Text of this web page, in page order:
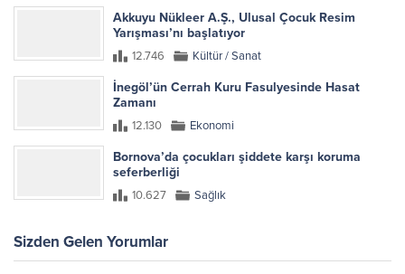
Akkuyu Nükleer A.Ş., Ulusal Çocuk Resim
Yarışması’nı başlatıyor
12.746 Kültür / Sanat
İnegöl’ün Cerrah Kuru Fasulyesinde Hasat
Zamanı
12.130 Ekonomi
Bornova’da çocukları şiddete karşı koruma
seferberliği
10.627 Sağlık
Sizden Gelen Yorumlar